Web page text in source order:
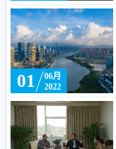
01
06月
2022